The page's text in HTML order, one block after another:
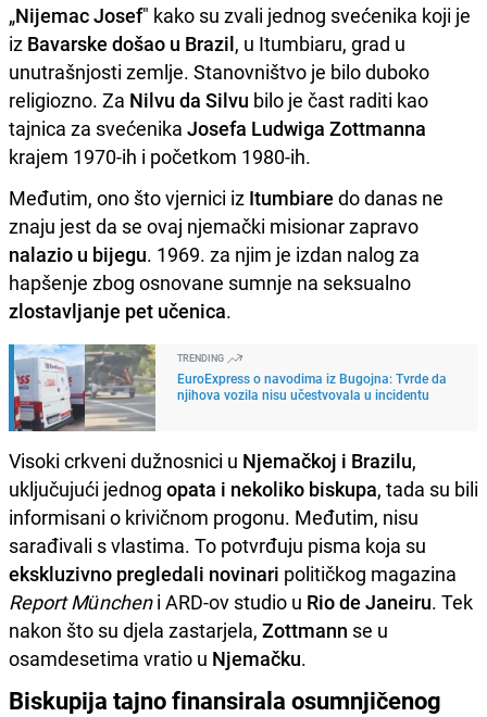
„Nijemac Josef" kako su zvali jednog svećenika koji je
iz Bavarske došao u Brazil, u Itumbiaru, grad u
unutrašnjosti zemlje. Stanovništvo je bilo duboko
religiozno. Za Nilvu da Silvu bilo je čast raditi kao
tajnica za svećenika Josefa Ludwiga Zottmanna
krajem 1970-ih i početkom 1980-ih.
Međutim, ono što vjernici iz Itumbiare do danas ne
znaju jest da se ovaj njemački misionar zapravo
nalazio u bijegu. 1969. za njim je izdan nalog za
hapšenje zbog osnovane sumnje na seksualno
zlostavljanje pet učenica.
TRENDING
EuroExpress o navodima iz Bugojna: Tvrde da
njihova vozila nisu učestvovala u incidentu
Visoki crkveni dužnosnici u Njemačkoj i Brazilu,
uključujući jednog opata i nekoliko biskupa, tada su bili
informisani o krivičnom progonu. Međutim, nisu
sarađivali s vlastima. To potvrđuju pisma koja su
ekskluzivno pregledali novinari političkog magazina
Report Müncheni ARD-ov studio u Rio de Janeiru. Tek
nakon što su djela zastarjela, Zottmann se u
osamdesetima vratio u Njemačku.
Biskupija tajno finansirala osumnjičenog